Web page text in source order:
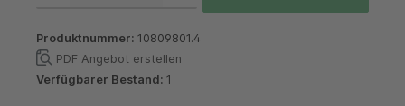
Produktnummer: 10809801.4
PDF Angebot erstellen
Verfügbarer Bestand: 1